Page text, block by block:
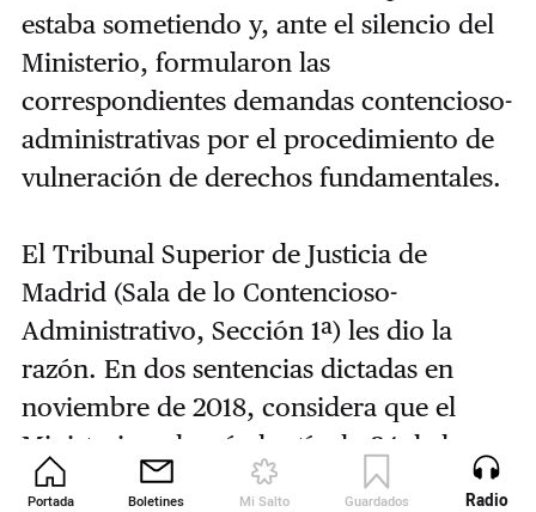
Portada Boletines Mi Salto Guardados Revista
estaba sometiendo y, ante el silencio del
Ministerio, formularon las
correspondientes demandas contencioso-
administrativas por el procedimiento de
vulneración de derechos fundamentales.
El Tribunal Superior de Justicia de
Madrid (Sala de lo Contencioso-
Administrativo, Sección 1ª) les dio la
razón. En dos sentencias dictadas en
noviembre de 2018, considera que el
Ministerio vulneró el artículo 24 de la
Constitución Española y declara nula de
Radio